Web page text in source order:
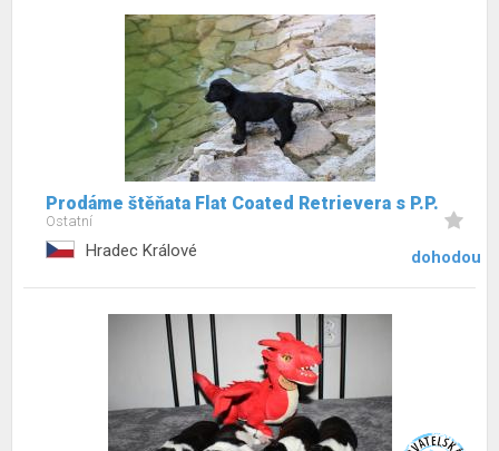
Prodáme štěňata Flat Coated Retrievera s P.P.
Ostatní
Hradec Králové dohodou